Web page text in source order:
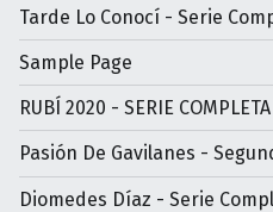
Tarde Lo Conocí - Serie
Sample Page
RUBÍ 2020 - SERIE COMPLETA
Pasión De Gavilanes -
Diomedes Díaz - Serie